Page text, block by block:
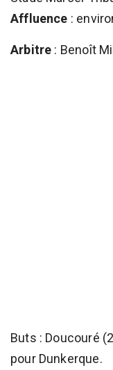
Affluence :
Arbitre : Benoît
Buts : Doucouré
pour Dunkerque.